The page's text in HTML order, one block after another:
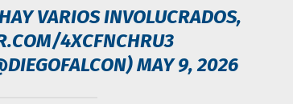
VARIOS INVOLUCRADOS,
4XCFNCHRU3
MAY 9, 2026